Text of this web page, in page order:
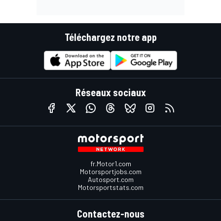
Téléchargez notre app
Réseaux sociaux
fr.Motor1.com
Motorsportjobs.com
Autosport.com
Motorsportstats.com
Contactez-nous